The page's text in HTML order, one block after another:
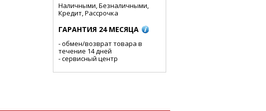
Наличными, Безналичными,
Кредит, Рассрочка
ГАРАНТИЯ 24 МЕСЯЦА
- обмен/возврат товара в
течение 14 дней
- сервисный центр